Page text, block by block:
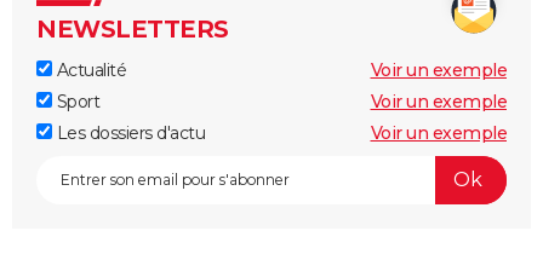
NEWSLETTERS
Actualité
Voir un exemple
Sport
Voir un exemple
Les dossiers d'actu
Voir un exemple